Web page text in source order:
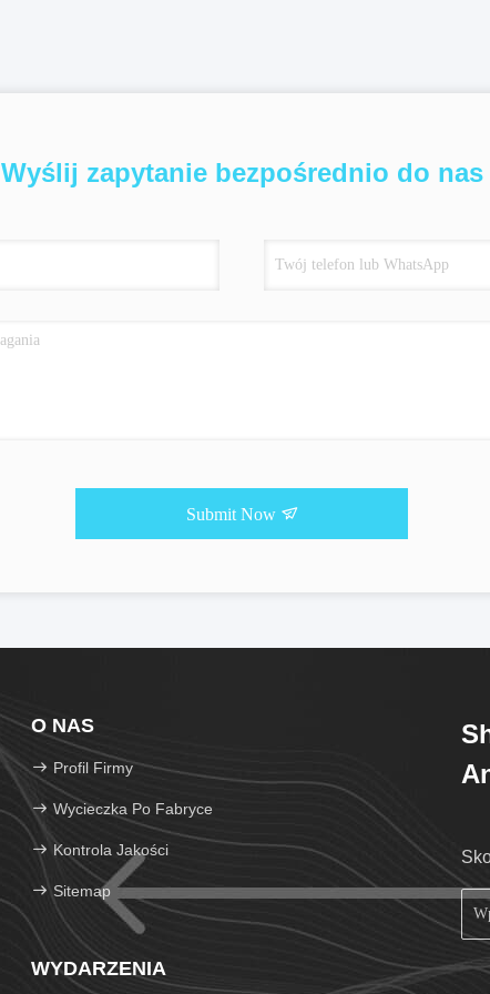
Wyślij zapytanie bezpośrednio do nas
Submit Now
O NAS
Profil Firmy
Wycieczka Po Fabryce
Kontrola Jakości
Sitemap
WYDARZENIA